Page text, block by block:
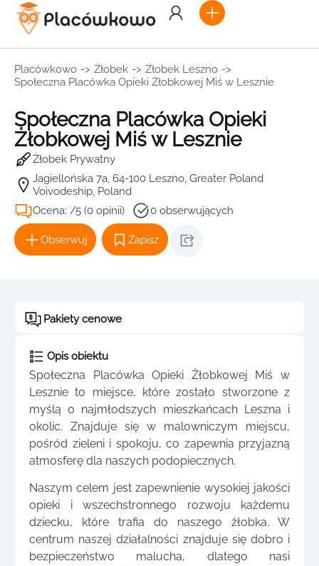
Placówkowo -> Żłobek -> Żłobek Leszno ->
Społeczna Placówka Opieki Żłobkowej Miś w Lesznie
Społeczna Placówka Opieki
Żłobkowej Miś w Lesznie
Żłobek Prywatny
Jagiellońska 7a, 64-100 Leszno, Greater Poland
Voivodeship, Poland
Ocena: /5 (0 opinii)
0 obserwujących
Obserwuj Zapisz
Pakiety cenowe
Opis obiektu
Społeczna Placówka Opieki Żłobkowej Miś w
Lesznie to miejsce, które zostało stworzone z
myślą o najmłodszych mieszkańcach Leszna i
okolic. Znajduje się w malowniczym miejscu,
pośród zieleni i spokoju, co zapewnia przyjazną
atmosferę dla naszych podopiecznych.
Naszym celem jest zapewnienie wysokiej jakości
opieki i wszechstronnego rozwoju każdemu
dziecku, które trafia do naszego żłobka. W
centrum naszej działalności znajduje się dobro i
bezpieczeństwo malucha, dlatego nasi